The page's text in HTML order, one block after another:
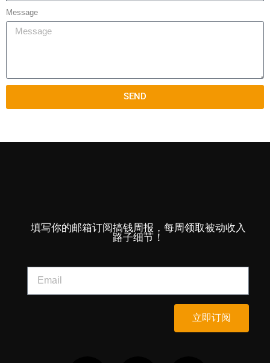
Message
SEND
填写你的邮箱订阅搞钱周报，每周领取被动收入
路子细节！
立即订阅